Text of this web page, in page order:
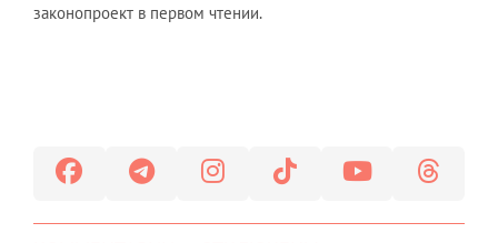
законопроект в первом чтении.